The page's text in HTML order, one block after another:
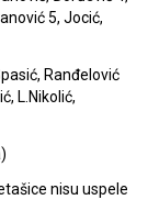
5, Jocić,
Ranđelović
L.Nikolić,
nisu uspele